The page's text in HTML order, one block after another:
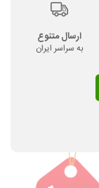
ارسال متنوع
به سراسر ایران